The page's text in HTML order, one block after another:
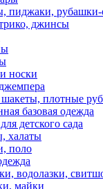
пиджаки,
джинсы
носки
плотные
базовая одежда
детского сада
халаты
поло
водолазки,
майки